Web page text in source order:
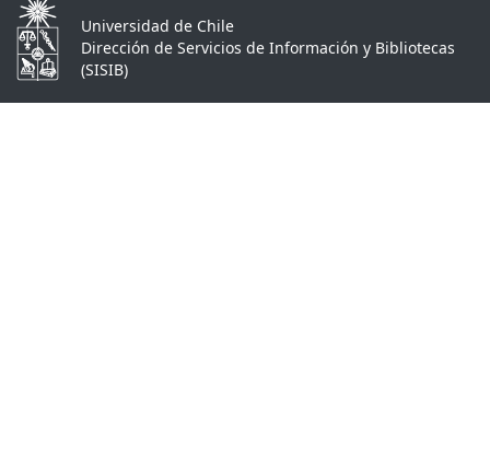
Universidad de Chile
Dirección de Servicios de Información y Bibliotecas
(SISIB)